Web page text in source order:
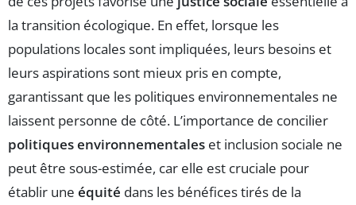
la transition écologique. En effet, lorsque les
populations locales sont impliquées, leurs besoins et
leurs aspirations sont mieux pris en compte,
garantissant que les politiques environnementales ne
laissent personne de côté. L’importance de concilier
politiques environnementales et inclusion sociale ne
peut être sous-estimée, car elle est cruciale pour
établir une équité dans les bénéfices tirés de la